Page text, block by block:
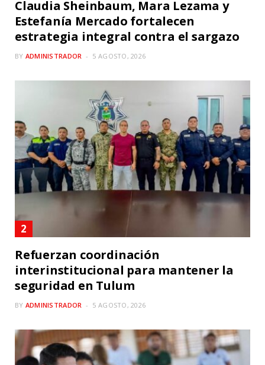
Claudia Sheinbaum, Mara Lezama y
Estefanía Mercado fortalecen
estrategia integral contra el sargazo
BY ADMINISTRADOR 5 AGOSTO, 2026
Refuerzan coordinación
interinstitucional para mantener la
seguridad en Tulum
BY ADMINISTRADOR 5 AGOSTO, 2026